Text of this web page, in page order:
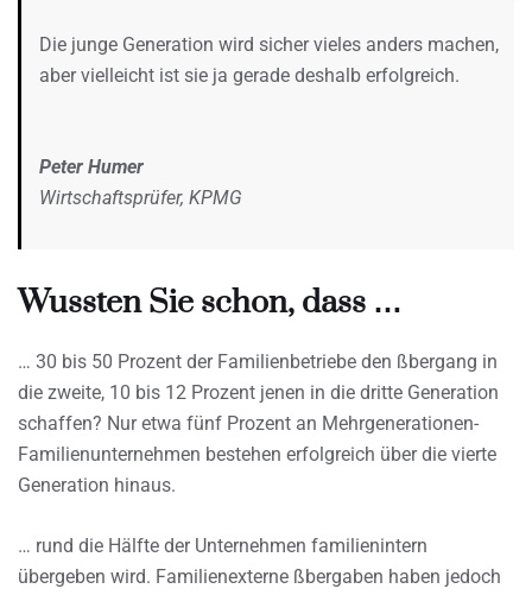
Die junge Generation wird sicher vieles anders machen,
aber vielleicht ist sie ja gerade deshalb erfolgreich.
Peter Humer
Wirtschaftsprüfer, KPMG
Wussten Sie schon, dass …
… 30 bis 50 Prozent der Familienbetriebe den ßbergang in
die zweite, 10 bis 12 Prozent jenen in die dritte Generation
schaffen? Nur etwa fünf Prozent an Mehrgenerationen-
Familienunternehmen bestehen erfolgreich über die vierte
Generation hinaus.
… rund die Hälfte der Unternehmen familienintern
übergeben wird. Familienexterne ßbergaben haben jedoch